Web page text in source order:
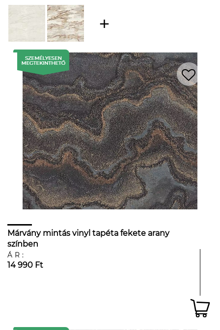
Márvány mintás vinyl tapéta fekete arany
színben
ÁR:
14 990 Ft